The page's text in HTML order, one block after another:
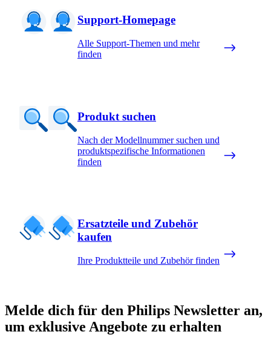
Support-Homepage
Alle Support-Themen und mehr
finden
Produkt suchen
Nach der Modellnummer suchen und
produktspezifische Informationen
finden
Ersatzteile und Zubehör
kaufen
Ihre Produktteile und Zubehör finden
Melde dich für den Philips Newsletter an,
um exklusive Angebote zu erhalten